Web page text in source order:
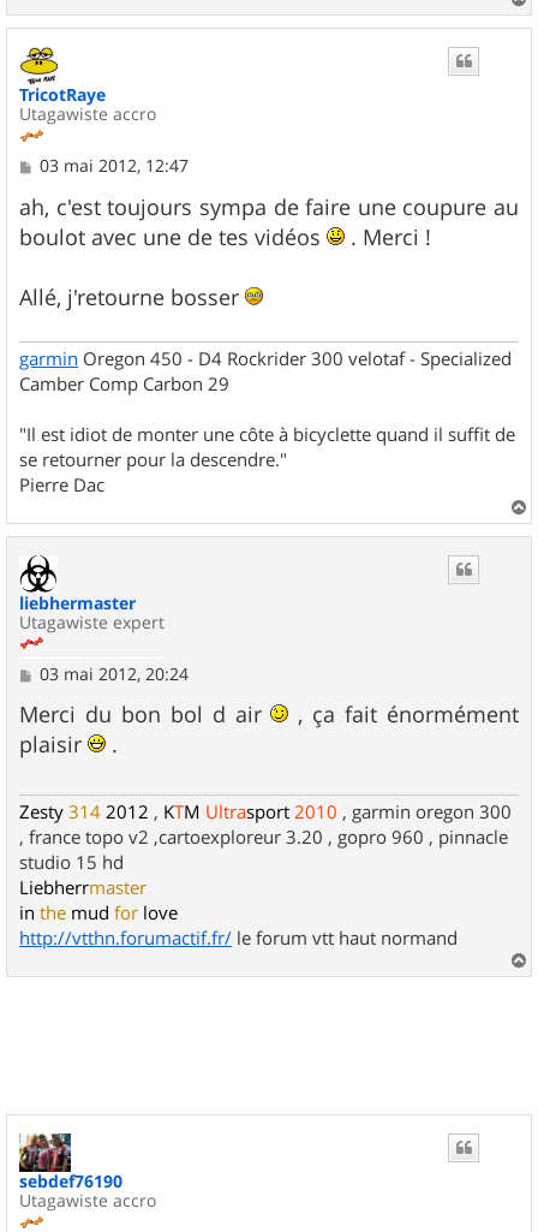
a
TricotRaye
Utagawiste accro
M
s
s
a
03 mai 2012, 12:47
ah, c'est toujours sympa de faire une coupure au
boulot avec une de tes vidéos
. Merci !
Allé, j'retourne bosser
garmin Oregon 450 - D4 Rockrider 300 velotaf - Specialized
Camber Comp Carbon 29
"Il est idiot de monter une côte à bicyclette quand il suffit de
se retourner pour la descendre."
Pierre Dac
a
liebhermaster
Utagawiste expert
M
s
s
a
03 mai 2012, 20:24
Merci du bon bol d air
, ça fait énormément
plaisir
.
Zesty 314 2012 , KTM Ultrasport 2010 , garmin oregon 300
, france topo v2 ,cartoexploreur 3.20 , gopro 960 , pinnacle
studio 15 hd
Liebherrmaster
in the mud for love
http://vtthn.forumactif.fr/ le forum vtt haut normand
a
sebdef76190
Utagawiste accro